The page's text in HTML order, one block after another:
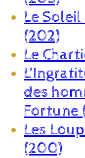
Le
(202)
Le
des
Fortune
Les
(200)